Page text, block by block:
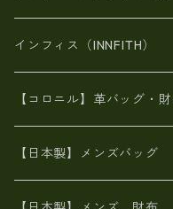
がま口
斜め掛け
スペインレザー
スペインレザー
佐賀牛革
L字ファスナー財布
スペインレザー
革友禅染め
ポーチ
ヌメ革
革友禅染め
財布ショルダー
ヌメ革
財布・小物
BAG
財布・小物
インフィス（INNFITH）
BAG
財布・小物
【コロニル】革バッグ・
【日本製】メンズバッグ